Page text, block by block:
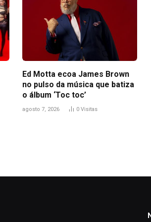
Ed Motta ecoa James Brown
no pulso da música que batiza
o álbum ‘Toc toc’
agosto 7, 2026 0 Visitas